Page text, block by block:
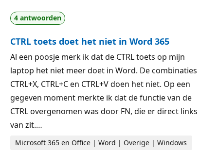
4 antwoorden
CTRL toets doet het niet in Word 365
Al een poosje merk ik dat de CTRL toets op mijn
laptop het niet meer doet in Word. De combinaties
CTRL+X, CTRL+C en CTRL+V doen het niet. Op een
gegeven moment merkte ik dat de functie van de
CTRL overgenomen was door FN, die er direct links
van zit.…
Microsoft 365 en Office | Word | Overige | Windows